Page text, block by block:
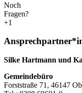
Noch
Fragen?
+1
Silke Hartmann und
Gemeindebüro
Forststraße 71, 46147